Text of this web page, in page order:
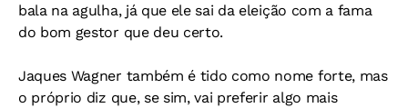
bala na agulha, já que ele sai da eleição com a fama
do bom gestor que deu certo.
Jaques Wagner também é tido como nome forte, mas
o próprio diz que, se sim, vai preferir algo mais